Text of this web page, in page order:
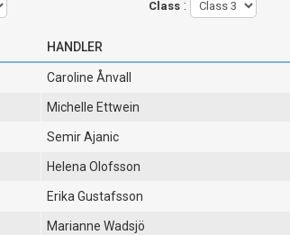
Class :
HANDLER
Caroline Ånvall
Michelle Ettwein
Semir Ajanic
Helena Olofsson
Erika Gustafsson
Marianne Wadsjö